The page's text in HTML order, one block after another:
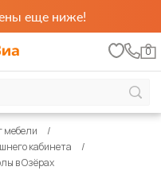
еще ниже!
0
мебели
кабинета
в Озёрах